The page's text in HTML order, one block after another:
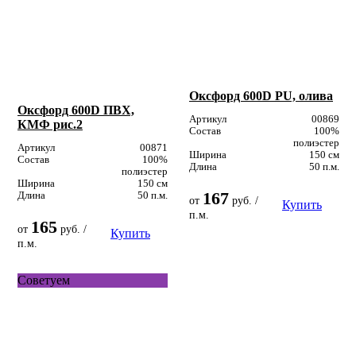
Оксфорд 600D ПВХ,
КМФ рис.2
Артикул
00871
Состав
100%
полиэстер
Ширина
150 см
Длина
50 п.м.
от 165 руб. /
п.м.
Купить
Оксфорд 600D PU, олива
Артикул
00869
Состав
100%
полиэстер
Ширина
150 см
Длина
50 п.м.
от 167 руб. /
п.м.
Купить
Советуем